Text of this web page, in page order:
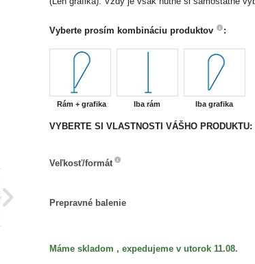
Vyberte prosím kombináciu produktov :
Rám + grafika Iba rám Iba grafika
VYBERTE SI VLASTNOSTI VÁŠHO PRODUKTU:
Veľkosť/formát
Prepravné balenie
Máme skladom , expedujeme v utorok 11.08.